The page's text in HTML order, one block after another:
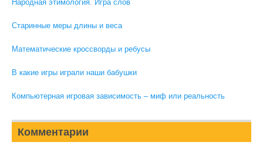
Народная этимология. Игра слов
Старинные меры длины и веса
Математические кроссворды и ребусы
В какие игры играли наши бабушки
Компьютерная игровая зависимость – миф или реальность
Комментарии